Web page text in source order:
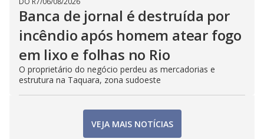
Banca de jornal é destruída por
incêndio após homem atear fogo
em lixo e folhas no Rio
O proprietário do negócio perdeu as mercadorias e
estrutura na Taquara, zona sudoeste
VEJA MAIS NOTÍCIAS